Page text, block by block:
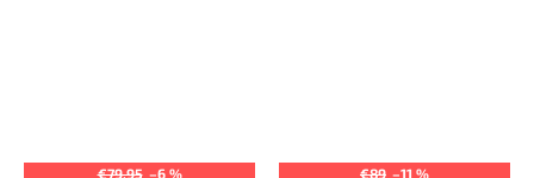
€79,95 –6 % €89 –11 %